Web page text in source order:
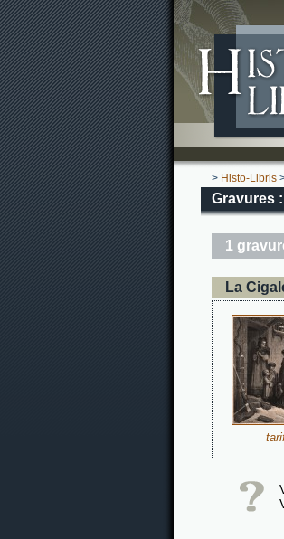
> Histo-Libris
Gravures
1
La